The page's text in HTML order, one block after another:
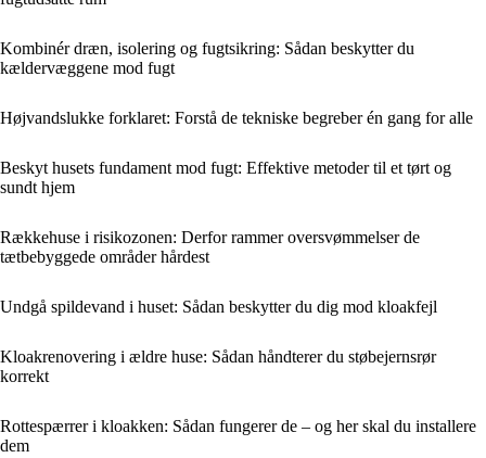
Kombinér dræn, isolering og fugtsikring: Sådan beskytter du
kældervæggene mod fugt
Højvandslukke forklaret: Forstå de tekniske begreber én gang for alle
Beskyt husets fundament mod fugt: Effektive metoder til et tørt og
sundt hjem
Rækkehuse i risikozonen: Derfor rammer oversvømmelser de
tætbebyggede områder hårdest
Undgå spildevand i huset: Sådan beskytter du dig mod kloakfejl
Kloakrenovering i ældre huse: Sådan håndterer du støbejernsrør
korrekt
Rottespærrer i kloakken: Sådan fungerer de – og her skal du installere
dem